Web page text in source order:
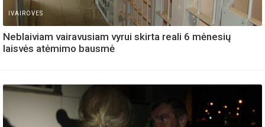
IVAIROVES
Neblaiviam vairavusiam vyrui skirta reali 6 mėnesių
laisvės atėmimo bausmė